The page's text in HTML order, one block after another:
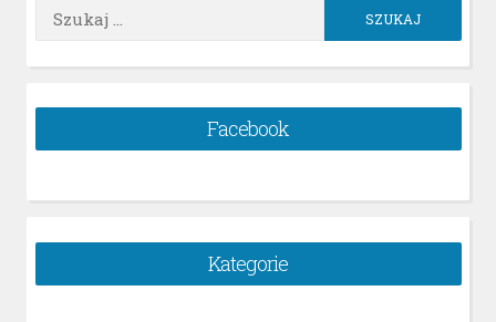
Szukaj:
Facebook
Kategorie